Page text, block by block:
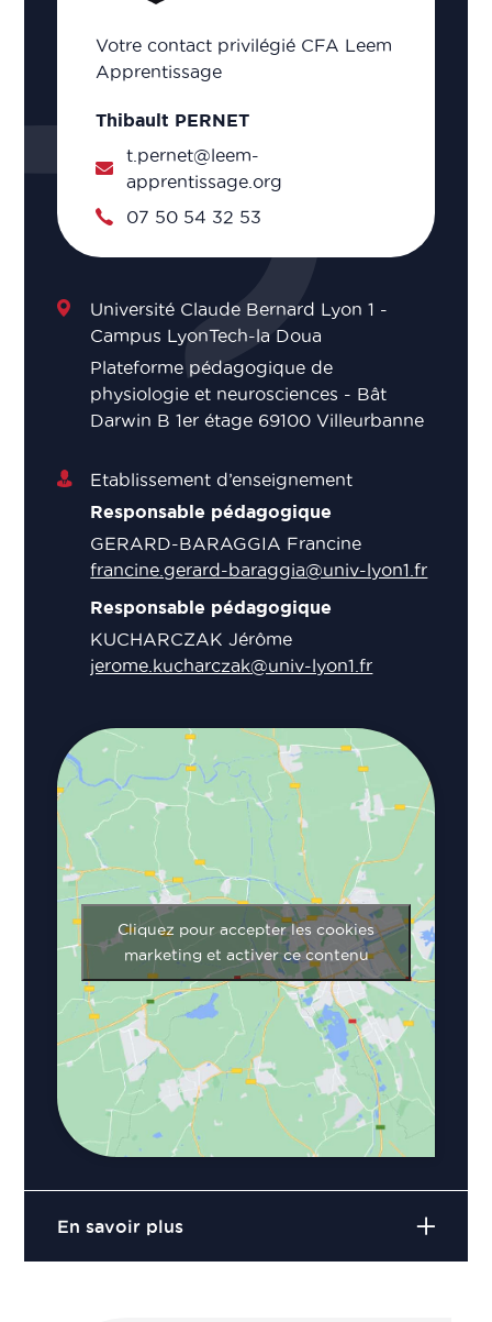
Votre contact privilégié CFA Leem
Apprentissage
Thibault PERNET
t.pernet@leem-
apprentissage.org
07 50 54 32 53
Université Claude Bernard Lyon 1 -
Campus LyonTech-la Doua
Plateforme pédagogique de
physiologie et neurosciences - Bât
Darwin B 1er étage 69100 Villeurbanne
Etablissement d’enseignement
Responsable pédagogique
GERARD-BARAGGIA Francine
francine.gerard-baraggia@univ-lyon1.fr
Responsable pédagogique
KUCHARCZAK Jérôme
jerome.kucharczak@univ-lyon1.fr
Cliquez pour accepter les cookies
marketing et activer ce contenu
En savoir plus